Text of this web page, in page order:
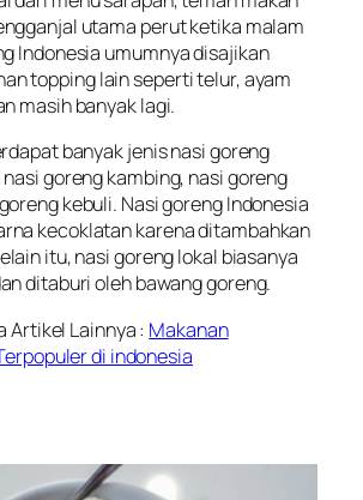
utama perut ketika malam
Indonesia umumnya disajikan
toppinglain seperti telur, ayam
masih banyak lagi.
banyak jenis nasi goreng
goreng kambing, nasi goreng
kebuli. Nasi goreng Indonesia
kecoklatan karena ditambahkan
itu, nasi goreng lokal biasanya
ditaburi oleh bawang goreng.
Artikel Lainnya : Makanan
di indonesia